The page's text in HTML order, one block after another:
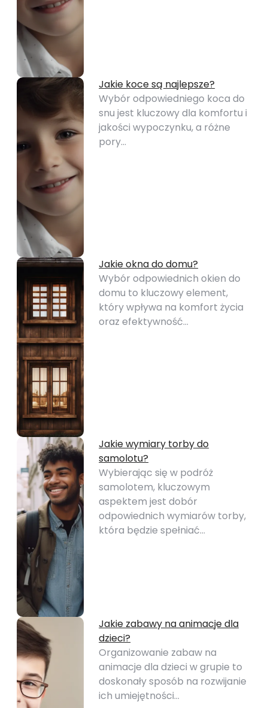
Jakie koce są najlepsze?
Wybór odpowiedniego koca do
snu jest kluczowy dla komfortu i
jakości wypoczynku, a różne
pory…
Jakie okna do domu?
Wybór odpowiednich okien do
domu to kluczowy element,
który wpływa na komfort życia
oraz efektywność…
Jakie wymiary torby do
samolotu?
Wybierając się w podróż
samolotem, kluczowym
aspektem jest dobór
odpowiednich wymiarów torby,
która będzie spełniać…
Jakie zabawy na animacje dla
dzieci?
Organizowanie zabaw na
animacje dla dzieci w grupie to
doskonały sposób na rozwijanie
ich umiejętności…